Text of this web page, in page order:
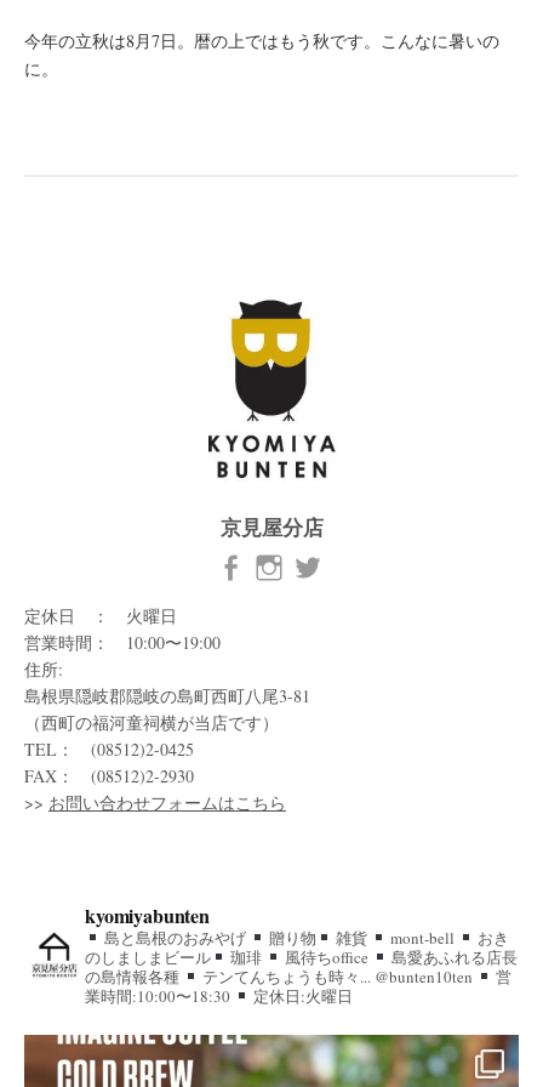
今年の立秋は8月7日。暦の上ではもう秋です。こんなに暑いの
に。
京見屋分店
定休日 ： 火曜日
営業時間： 10:00〜19:00
住所:
島根県隠岐郡隠岐の島町西町八尾3-81
（西町の福河童祠横が当店です）
TEL： (08512)2-0425
FAX： (08512)2-2930
>> お問い合わせフォームはこちら
kyomiyabunten
島と島根のおみやげ 贈り物 雑貨 mont-bell
おき
のしましまビール
珈琲 風待ちoffice
島愛あふれる店長
の島情報各種
テンてんちょうも時々... @bunten10ten
営
業時間:10:00〜18:30
定休日:火曜日